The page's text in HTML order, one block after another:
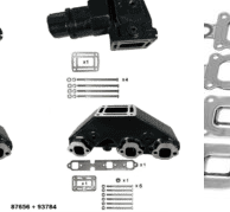
AJOUTER
À LA
LISTE
D’ENVIES